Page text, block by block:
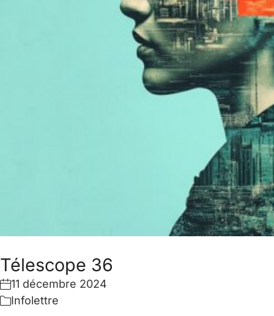
Télescope 36
11 décembre 2024
Infolettre